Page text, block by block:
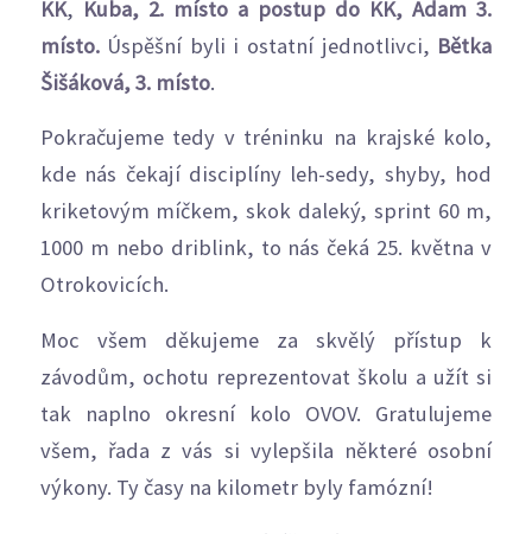
KK, Kuba, 2. místo a postup do KK, Adam 3.
místo.Úspěšní byli i ostatní jednotlivci, Bětka
Šišáková,3. místo.
Pokračujeme tedy v tréninku na krajské kolo,
kde nás čekají disciplíny leh-sedy, shyby, hod
kriketovým míčkem, skok daleký, sprint 60 m,
1000 m nebo driblink, to nás čeká 25. května v
Otrokovicích.
Moc všem děkujeme za skvělý přístup k
závodům, ochotu reprezentovat školu a užít si
tak naplno okresní kolo OVOV. Gratulujeme
všem, řada z vás si vylepšila některé osobní
výkony. Ty časy na kilometr byly famózní!